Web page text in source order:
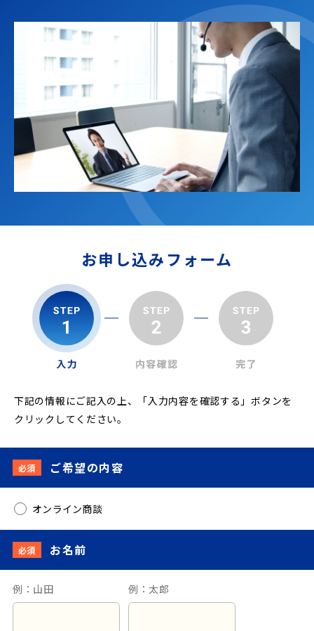
お申し込みフォーム
下記の情報にご記入の上、「入力内容を確認する」ボタンを
クリックしてください。
必須 ご希望の内容
オンライン商談
必須 お名前
例：山田 例：太郎